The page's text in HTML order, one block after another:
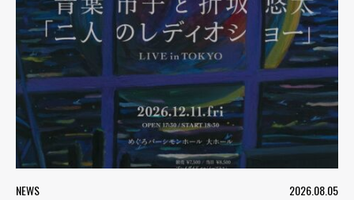
NEWS 2026.08.05